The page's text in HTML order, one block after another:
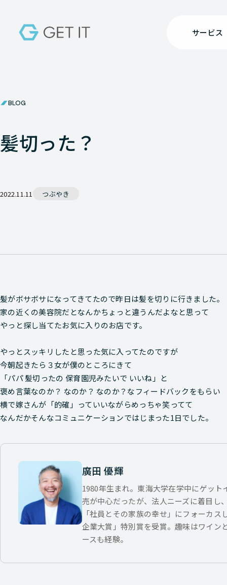
サービス
BLOG
髪切った？
2022.11.11 つぶやき
髪がボサボサになってきてたので昨日は髪を切りに行きました。
家の近くの美容院だとなんかちょっと違うんだよなと思って
やっと探し当てたお気に入りのお店です。
やっとスッキリしたと思った気に入ってたのですが
今朝起きたら３女が僕のところにきて
「パパ 髪切ったの 保育園児みたいで いいね」と
褒め言葉なのか？ なのか？ なのか？なフィードバックをもらい
横で嫁さんが「的確」っていいながらめっちゃ笑ってて
なんだかそんなコミュニケーションではじまった1日でした。
廣田 優輝
1980年生まれ。東海大学在学中にゲッ
売が中心だったが、法人ニーズに着目し
「社員とその家族の幸せ」にフォーカス
企業大賞」特別賞を受賞。趣味はワイン
ースも経験。